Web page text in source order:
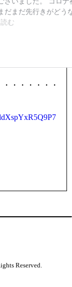
・・・・・・
Reserved.